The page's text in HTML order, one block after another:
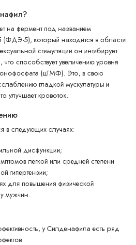
на фермент под названием
(ФДЭ-5), который находится в области
стимуляции он ингибирует
что способствует увеличению уровня
(цГМФ). Это, в свою
гладкой мускулатуры и
улучшает кровоток.
в следующих случаях:
дисфункции;
легкой или средней степени
гипертензии;
для повышения физической
мужчин.
у Силденафила есть ряд